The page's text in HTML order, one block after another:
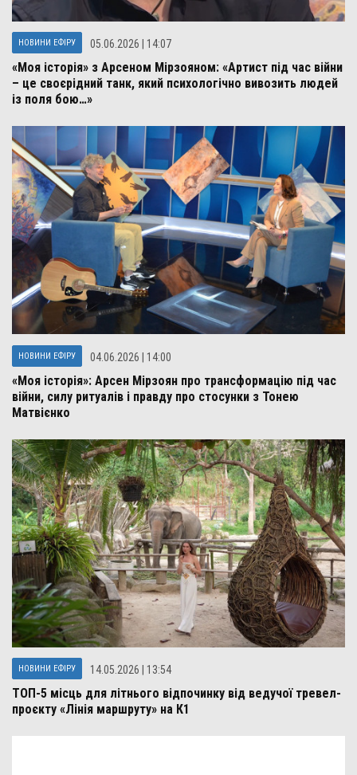
НОВИНИ ЕФІРУ 05.06.2026 | 14:07
«Моя історія» з Арсеном Мірзояном: «Артист під час війни
– це своєрідний танк, який психологічно вивозить людей
із поля бою…»
НОВИНИ ЕФІРУ 04.06.2026 | 14:00
«Моя історія»: Арсен Мірзоян про трансформацію під час
війни, силу ритуалів і правду про стосунки з Тонею
Матвієнко
НОВИНИ ЕФІРУ 14.05.2026 | 13:54
ТОП-5 місць для літнього відпочинку від ведучої тревел-
проєкту «Лінія маршруту» на К1